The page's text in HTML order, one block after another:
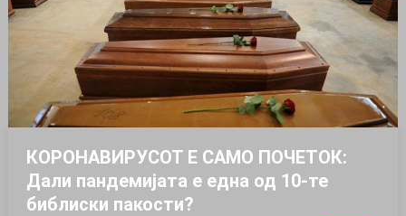
КОРОНАВИРУСОТ Е САМО ПОЧЕТОК:
Дали пандемијата е една од 10-те
библиски пакости?